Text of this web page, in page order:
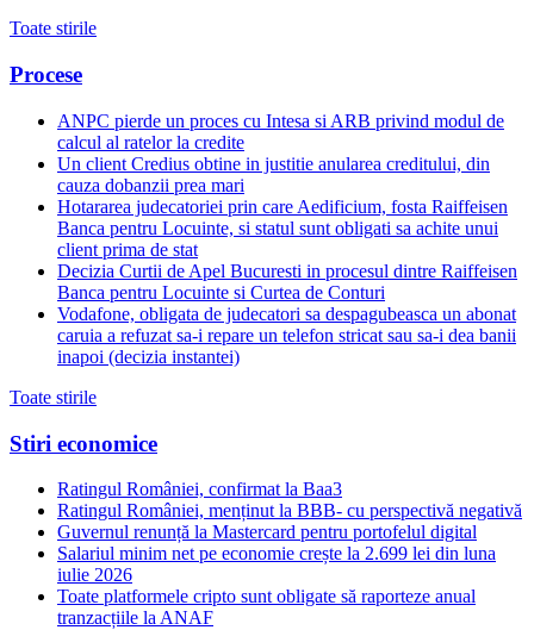
Toate stirile
Procese
ANPC pierde un proces cu Intesa si ARB privind modul de
calcul al ratelor la credite
Un client Credius obtine in justitie anularea creditului, din
cauza dobanzii prea mari
Hotararea judecatoriei prin care Aedificium, fosta Raiffeisen
Banca pentru Locuinte, si statul sunt obligati sa achite unui
client prima de stat
Decizia Curtii de Apel Bucuresti in procesul dintre Raiffeisen
Banca pentru Locuinte si Curtea de Conturi
Vodafone, obligata de judecatori sa despagubeasca un abonat
caruia a refuzat sa-i repare un telefon stricat sau sa-i dea banii
inapoi (decizia instantei)
Toate stirile
Stiri economice
Ratingul României, confirmat la Baa3
Ratingul României, menținut la BBB- cu perspectivă negativă
Guvernul renunță la Mastercard pentru portofelul digital
Salariul minim net pe economie crește la 2.699 lei din luna
iulie 2026
Toate platformele cripto sunt obligate să raporteze anual
tranzacțiile la ANAF